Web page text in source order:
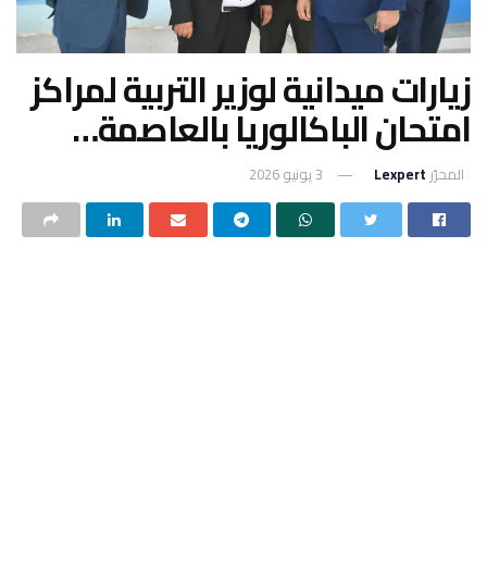
زيارات ميدانية لوزير التربية لمراكز
امتحان الباكالوريا بالعاصمة…
المحرّر Lexpert 3 يونيو 2026